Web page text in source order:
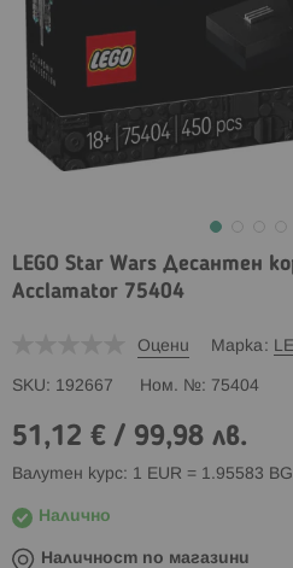
LEGO Star Wars Десантен
Acclamator 75404
Оцени Марка
SKU 192667 Ном. № 75404
51,12 € / 99,98 лв.
Валутен курс: 1 EUR = 1.95583
Налично
Наличност по магазини